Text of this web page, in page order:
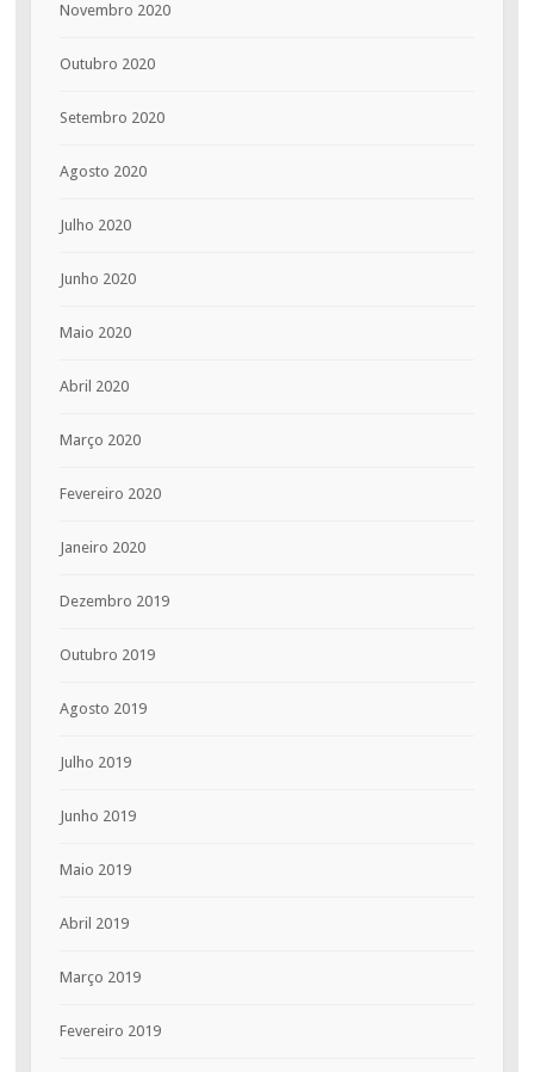
Novembro 2020
Outubro 2020
Setembro 2020
Agosto 2020
Julho 2020
Junho 2020
Maio 2020
Abril 2020
Março 2020
Fevereiro 2020
Janeiro 2020
Dezembro 2019
Outubro 2019
Agosto 2019
Julho 2019
Junho 2019
Maio 2019
Abril 2019
Março 2019
Fevereiro 2019